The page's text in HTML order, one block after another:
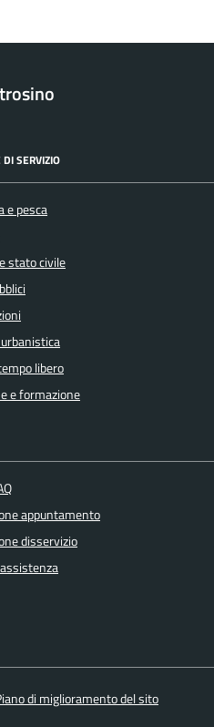
DI SERVIZIO
e pesca
stato civile
libero
e formazione
appuntamento
disservizio
di miglioramento del sito